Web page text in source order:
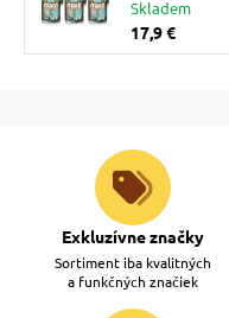
Skladem
17,9 €
Exkluzívne značky
Sortiment iba kvalitných
a funkčných značiek